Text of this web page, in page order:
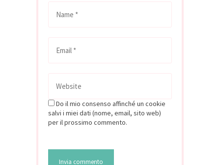
Do il mio consenso affinché un cookie
salvi i miei dati (nome, email, sito web)
per il prossimo commento.